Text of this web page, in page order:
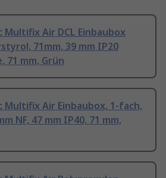
Multifix Air DCL Einbaubox
71mm, 39 mm IP20
71 mm, Grün
Multifix Air Einbaubox, 1-fach,
NF, 47 mm IP40, 71 mm,